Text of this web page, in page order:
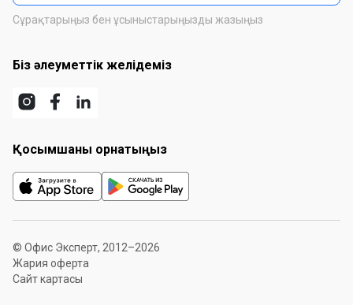
Сұрақтарыңыз бен ұсыныстарыңызды жазыңыз
Біз әлеуметтік желідеміз
Қосымшаны орнатыңыз
© Офис Эксперт, 2012–2026
Жария оферта
Сайт картасы